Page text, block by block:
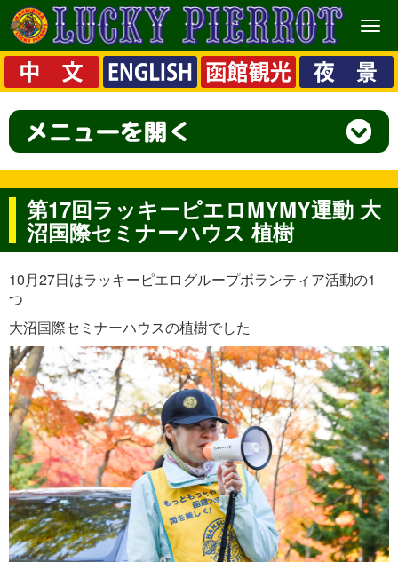
メ
ニ
ュ
ー
第17回ラッキーピエロMYMY運動 大
沼国際セミナーハウス 植樹
10月27日はラッキーピエログループボランティア活動の1
つ
大沼国際セミナーハウスの植樹でした